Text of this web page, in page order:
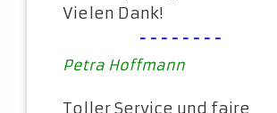
Vielen Dank!
--------
Petra Hoffmann
Toller Service und faire